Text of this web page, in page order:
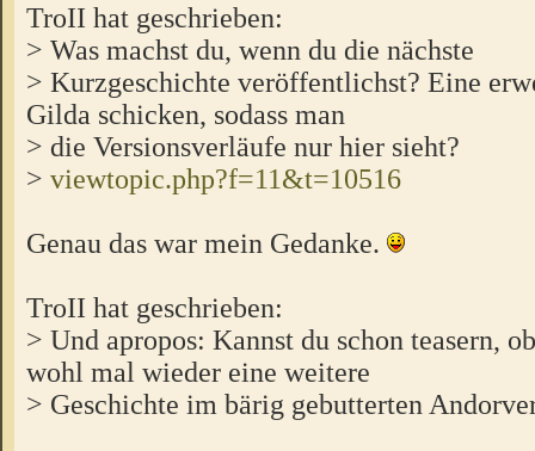
TroII hat geschrieben:
> Was machst du, wenn du die nächste
> Kurzgeschichte veröffentlichst? Eine
Gilda schicken, sodass man
> die Versionsverläufe nur hier sieht?
> viewtopic.php?f=11&t=10516
Genau das war mein Gedanke.
TroII hat geschrieben:
> Und apropos: Kannst du schon teasern,
wohl mal wieder eine weitere
> Geschichte im bärig gebutterten